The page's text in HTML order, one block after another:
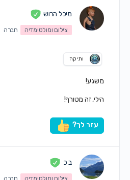
מיכל הרוש
צילום ומולטימדיה חברה
ותיקה
משגע!
הילי, זה מטורף!
עזר לך?
ב כ
צילום ומולטימדיה חברה